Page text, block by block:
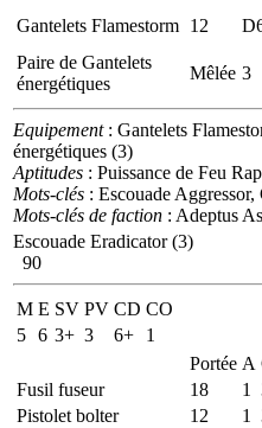
Gantelets Flamestorm 12
Paire de Gantelets
énergétiques
Mêlée 3
Equipement: Gantelets
énergétiques (3)
Aptitudes : Puissance de Feu
Mots-clés : Escouade
Mots-clés de faction : Adeptus
Escouade Eradicator (3)
90
M E SV PV CD CO
5 6 3+ 3 6+
1
Portée A
Fusil fuseur
18 1
Pistolet bolter
12 1